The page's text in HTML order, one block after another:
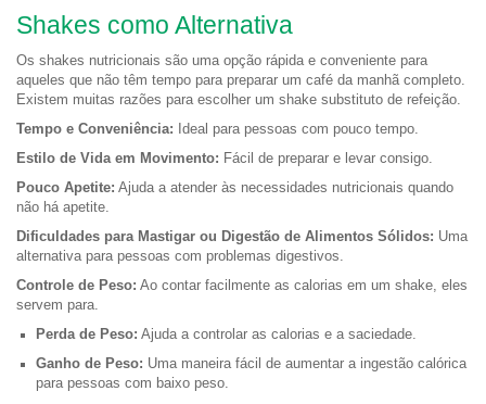
Shakes como Alternativa
Os shakes nutricionais são uma opção rápida e conveniente para
aqueles que não têm tempo para preparar um café da manhã completo.
Existem muitas razões para escolher um shake substituto de refeição.
Tempo e Conveniência: Ideal para pessoas com pouco tempo.
Estilo de Vida em Movimento: Fácil de preparar e levar consigo.
Pouco Apetite: Ajuda a atender às necessidades nutricionais quando
não há apetite.
Dificuldades para Mastigar ou Digestão de Alimentos Sólidos: Uma
alternativa para pessoas com problemas digestivos.
Controle de Peso: Ao contar facilmente as calorias em um shake, eles
servem para.
Perda de Peso: Ajuda a controlar as calorias e a saciedade.
Ganho de Peso: Uma maneira fácil de aumentar a ingestão calórica
para pessoas com baixo peso.